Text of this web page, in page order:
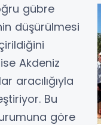
gübre
düşürülmesi
Akdeniz
aracılığıyla
Bu
göre